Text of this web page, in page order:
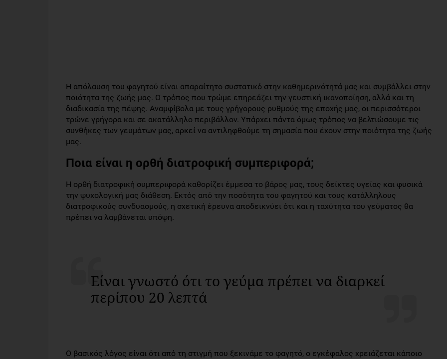
Η απόλαυση του φαγητού είναι απαραίτητο συστατικό στην καθημερινότητά μας και συμβάλλει στην
ποιότητα της ζωής μας. Ο τρόπος που τρώμε επηρεάζει την γευστική ικανοποίηση, αλλά και τη
διαδικασία της πέψης. Αναμφίβολα με τους γρήγορους ρυθμούς της εποχής μας, οι περισσότεροι
τρώνε γρήγορα και σε ακατάλληλο περιβάλλον. Υπάρχει πάντα όμως τρόπος να βελτιώσουμε τις
συνθήκες των γευμάτων μας, αρκεί να αντιληφθούμε τη σημασία που έχουν στην ποιότητα της ζωής
μας.
Ποια είναι η ορθή διατροφική συμπεριφορά;
Η ορθή διατροφική συμπεριφορά καθορίζει έμμεσα το βάρος μας, τους δείκτες υγείας και φυσικά
την ψυχολογική μας διάθεση. Εκτός από την ποσότητα του φαγητού και τους κατάλληλους
διατροφικούς συνδυασμούς, η σχετική έρευνα αποδεικνύει ότι και η ταχύτητα του γεύματος θα
πρέπει να λαμβάνεται υπόψη.
Είναι γνωστό ότι το γεύμα πρέπει να διαρκεί
περίπου 20 λεπτά
Ο βασικός λόγος είναι ότι από τη στιγμή που ξεκινάμε το φαγητό, ο εγκέφαλος χρειάζεται κάποιο